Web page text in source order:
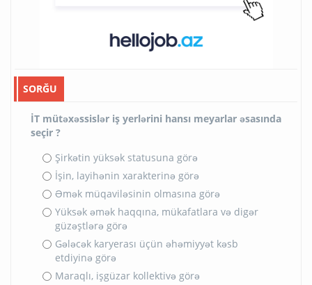
SORĞU
İT mütəxəssislər iş yerlərini hansı meyarlar əsasında
seçir ?
Şirkətin yüksək statusuna görə
İşin, layihənin xarakterinə görə
Əmək müqaviləsinin olmasına görə
Yüksək əmək haqqına, mükafatlara və digər
güzəştlərə görə
Gələcək karyerası üçün əhəmiyyət kəsb
etdiyinə görə
Maraqlı, işgüzar kollektivə görə